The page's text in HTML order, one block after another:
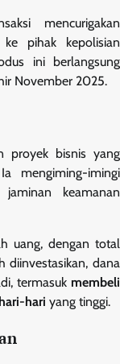
mencurigakan
pihak kepolisian
ini berlangsung
November 2025.
proyek bisnis yang
mengiming-imingi
keamanan
uang, dengan total
diinvestasikan, dana
termasuk membeli
hari yang tinggi.